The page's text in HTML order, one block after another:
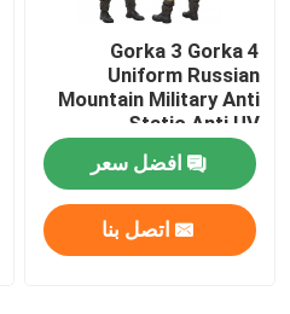
Gorka 3 Gorka 4
Uniform Russian
Mountain Military Anti
Static Anti UV
افضل سعر
اتصل بنا